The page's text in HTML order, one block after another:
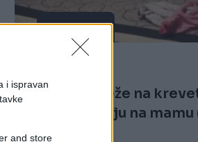
i ispravan
and store
FUN VIDEO
Četiri bebe leže na
obratite pažnju na mamu